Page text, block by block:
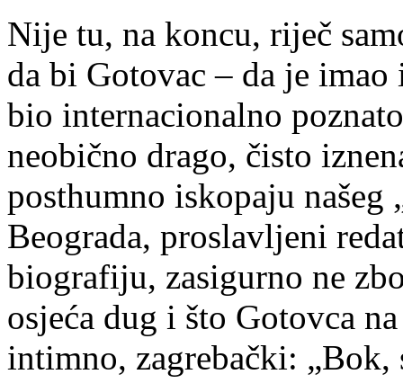
Nije tu, na koncu, riječ
da bi Gotovac – da je
bio internacionalno
neobično drago, čisto
posthumno iskopaju
Beograda, proslavljeni
biografiju, zasigurno ne
osjeća dug i što Gotovca
intimno, zagrebački: „Bok,